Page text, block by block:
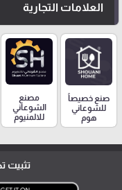
العلامات التجارية
صنع خصيصاً
للشوعاني
هوم
مصنع
الشوعاني
للالمنيوم
تثبيت